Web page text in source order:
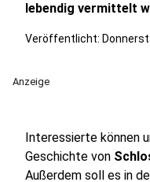
lebendig vermittelt
Veröffentlicht:
Anzeige
Interessierte können
Geschichte von
Außerdem soll es in